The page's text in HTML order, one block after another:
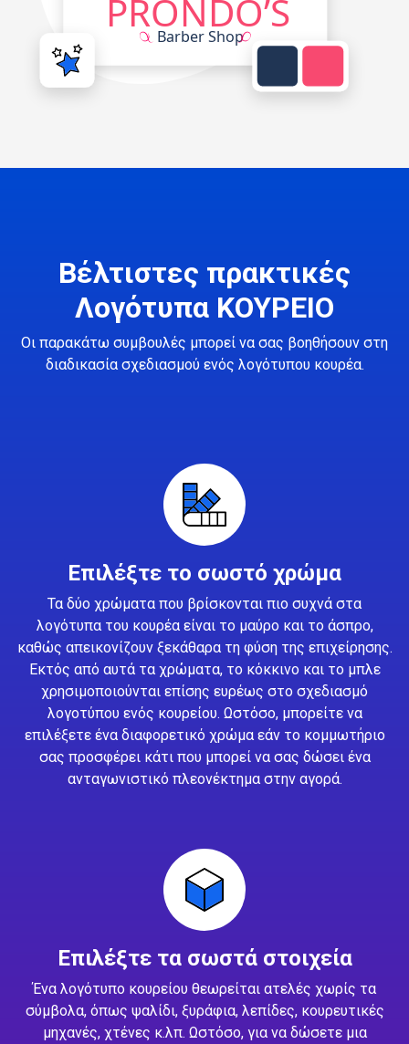
Βέλτιστες πρακτικές
Λογότυπα ΚΟΥΡΕΙΟ
Οι παρακάτω συμβουλές μπορεί να σας βοηθήσουν στη
διαδικασία σχεδιασμού ενός λογότυπου κουρέα.
Επιλέξτε το σωστό χρώμα
Τα δύο χρώματα που βρίσκονται πιο συχνά στα
λογότυπα του κουρέα είναι το μαύρο και το άσπρο,
καθώς απεικονίζουν ξεκάθαρα τη φύση της επιχείρησης.
Εκτός από αυτά τα χρώματα, το κόκκινο και το μπλε
χρησιμοποιούνται επίσης ευρέως στο σχεδιασμό
λογοτύπου ενός κουρείου. Ωστόσο, μπορείτε να
επιλέξετε ένα διαφορετικό χρώμα εάν το κομμωτήριο
σας προσφέρει κάτι που μπορεί να σας δώσει ένα
ανταγωνιστικό πλεονέκτημα στην αγορά.
Επιλέξτε τα σωστά στοιχεία
Ένα λογότυπο κουρείου θεωρείται ατελές χωρίς τα
σύμβολα, όπως ψαλίδι, ξυράφια, λεπίδες, κουρευτικές
μηχανές, χτένες κ.λπ. Ωστόσο, για να δώσετε μια